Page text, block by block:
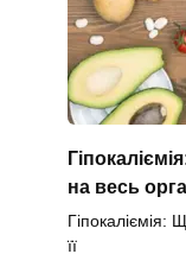
на весь
Гіпокаліємія:
її